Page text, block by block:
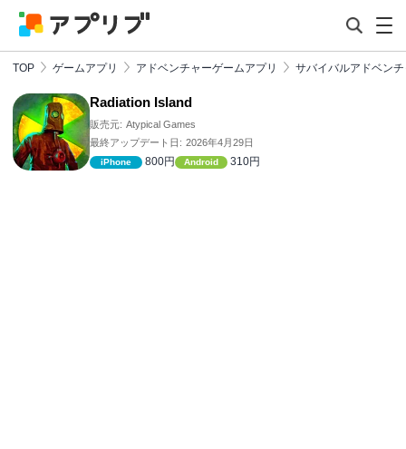
TOP ゲームアプリ アドベンチャーゲームアプリ サバイバルアドベン
Radiation Island
販売元: Atypical Games
最終アップデート日: 2026年4月29日
iPhone 800円 Android 310円